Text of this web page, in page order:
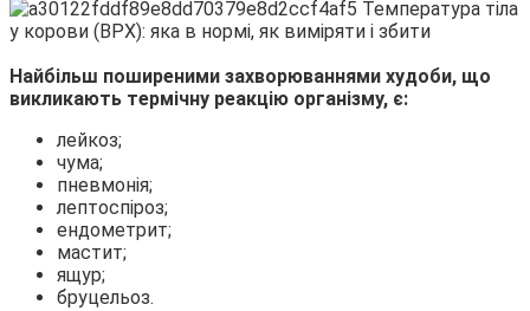
Найбільш поширеними захворюваннями худоби, що
викликають термічну реакцію організму, є:
лейкоз;
чума;
пневмонія;
лептоспіроз;
ендометрит;
мастит;
ящур;
бруцельоз.